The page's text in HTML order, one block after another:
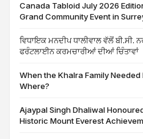
Canada Tabloid July 2026
Grand Community Event in
ਵਿਧਾਇਕ ਮਨਦੀਪ ਧਾਲੀਵਾਲ ਵੱਲੋਂ ਬੀ.ਸੀ.
ਫਰੰਟਲਾਈਨ ਕਰਮਚਾਰੀਆਂ ਦੀਆਂ ਚਿੰਤਾਵਾਂ
When the Khalra Family
Where?
Ajaypal Singh Dhaliwal
Historic Mount Everest